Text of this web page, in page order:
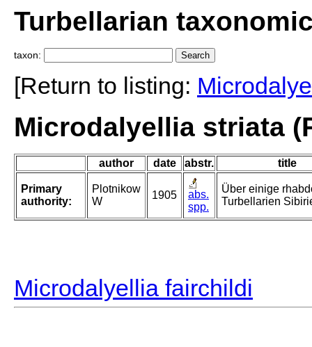
Turbellarian
taxon:
[Return to listing:
Microdalyellia striata
author date abstr. title
Primary
authority:
Plotnikow
W
1905
abs.
spp.
Über einige
Turbellarien
Microdalyellia fairchildi